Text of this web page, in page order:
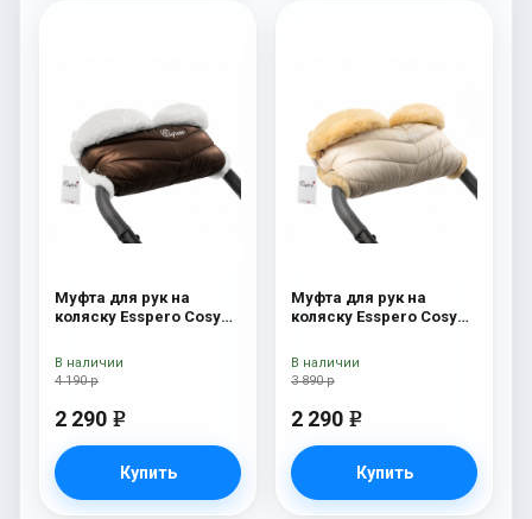
Муфта для рук на
коляску Esspero Cosy
4 190 р
2 290 e
Купить
В наличии
Муфта для рук на
коляску Esspero Cosy
3 890 р
2 290 e
Купить
В наличии